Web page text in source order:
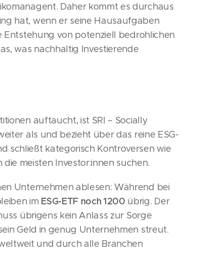
Daher kommt es durchaus
hat, wenn er seine Hausaufgaben
von potenziell bedrohlichen
was nachhaltig Investierende
auftaucht, ist SRI – Socially
als und bezieht über das reine ESG-
schließt kategorisch Kontroversen wie
meisten Investor:innen suchen.
Unternehmen ablesen: Während bei
im ESG-ETF noch 1200 übrig. Der
übrigens kein Anlass zur Sorge
Geld in genug Unternehmen streut.
und durch alle Branchen